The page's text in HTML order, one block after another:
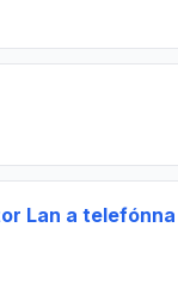
Lan a telefónna